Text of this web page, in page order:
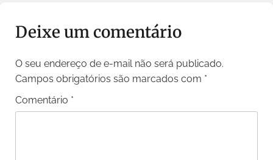
Deixe um comentário
O seu endereço de e-mail não será publicado.
Campos obrigatórios são marcados com *
Comentário *